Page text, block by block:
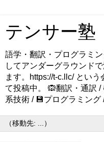
テンサー塾
語学・翻訳・プログラミ
してアンダーグラウンド
ます。https://t-c.llc/ とい
て投稿中。 🙉翻訳・通訳
系技術 / 💾プログラミン